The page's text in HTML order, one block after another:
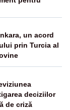
un acord
prin Turcia al
deciziilor
de criză